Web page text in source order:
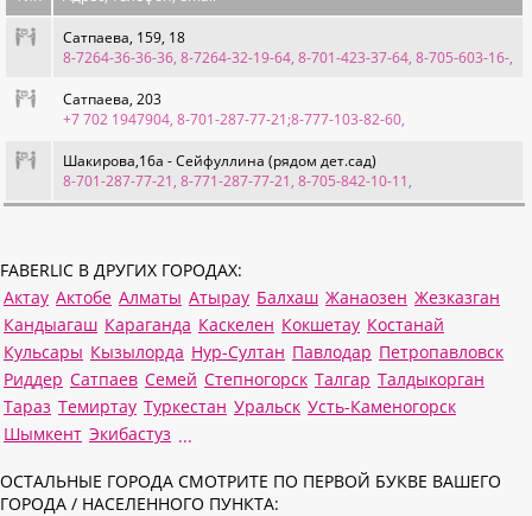
Сатпаева, 159, 18
8-7264-36-36-36, 8-7264-32-19-64, 8-701-423-37-64, 8-705-603-16-,
Сатпаева, 203
+7 702 1947904, 8-701-287-77-21;8-777-103-82-60,
Шакирова,16а - Сейфуллина (рядом дет.сад)
8-701-287-77-21, 8-771-287-77-21, 8-705-842-10-11,
FABERLIC В ДРУГИХ ГОРОДАХ:
Актау Актобе Алматы Атырау Балхаш Жанаозен Жезказган
Кандыагаш Караганда Каскелен Кокшетау Костанай
Кульсары Кызылорда Нур-Султан Павлодар Петропавловск
Риддер Сатпаев Семей Степногорск Талгар Талдыкорган
Тараз Темиртау Туркестан Уральск Усть-Каменогорск
Шымкент Экибастуз ...
ОСТАЛЬНЫЕ ГОРОДА СМОТРИТЕ ПО ПЕРВОЙ БУКВЕ ВАШЕГО
ГОРОДА / НАСЕЛЕННОГО ПУНКТА: